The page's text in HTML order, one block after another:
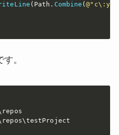
( Path . Combine (
。